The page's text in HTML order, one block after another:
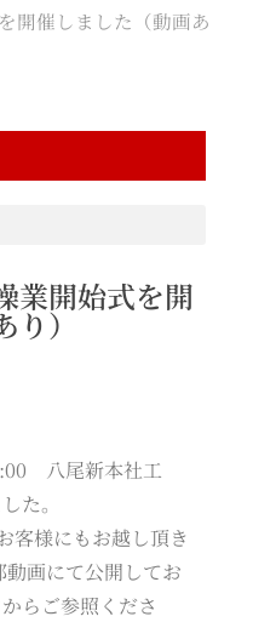
開催しました（動画あ
開始式を開
り）
八尾新本社工
た。
客様にもお越し頂き
画にて公開してお
らご参照くださ